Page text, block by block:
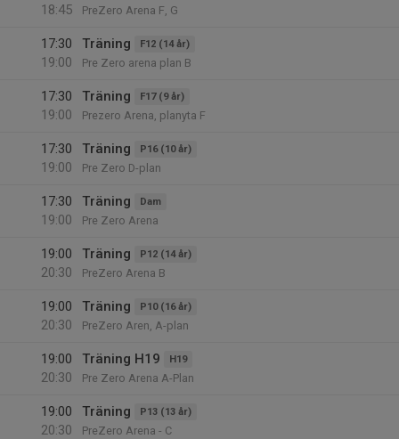
18:45
PreZero Arena F, G
17:30
19:00
Träning F12 (14 år)
Pre Zero arena plan B
17:30
19:00
Träning F17 (9 år)
Prezero Arena, planyta F
17:30
19:00
Träning P16 (10 år)
Pre Zero D-plan
17:30
19:00
Träning Dam
Pre Zero Arena
19:00
20:30
Träning P12 (14 år)
PreZero Arena B
19:00
20:30
Träning P10 (16 år)
PreZero Aren, A-plan
19:00
20:30
Träning H19 H19
Pre Zero Arena A-Plan
19:00
20:30
Träning P13 (13 år)
PreZero Arena - C